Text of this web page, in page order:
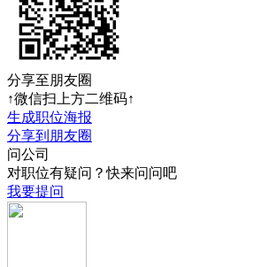
分享至朋友圈
↑微信扫上方二维码↑
生成职位海报
分享到朋友圈
问公司
对职位有疑问？快来问问吧
我要提问